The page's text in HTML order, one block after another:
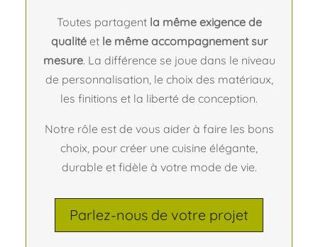
Toutes partagent la même exigence de
qualitéet le même accompagnement sur
mesure. La différence se joue dans le niveau
de personnalisation, le choix des matériaux,
les finitions et la liberté de conception.
Notre rôle est de vous aider à faire les bons
choix, pour créer une cuisine élégante,
durable et fidèle à votre mode de vie.
Parlez-nous de votre projet